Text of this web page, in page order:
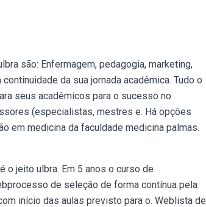
são: Enfermagem, pedagogia, marketing,
da sua jornada acadêmica. Tudo o
seus acadêmicos para o sucesso no
(especialistas, mestres e. Há opções
em medicina da faculdade medicina palmas.
o jeito ulbra. Em 5 anos o curso de
de seleção de forma contínua pela
início das aulas previsto para o. Weblista de